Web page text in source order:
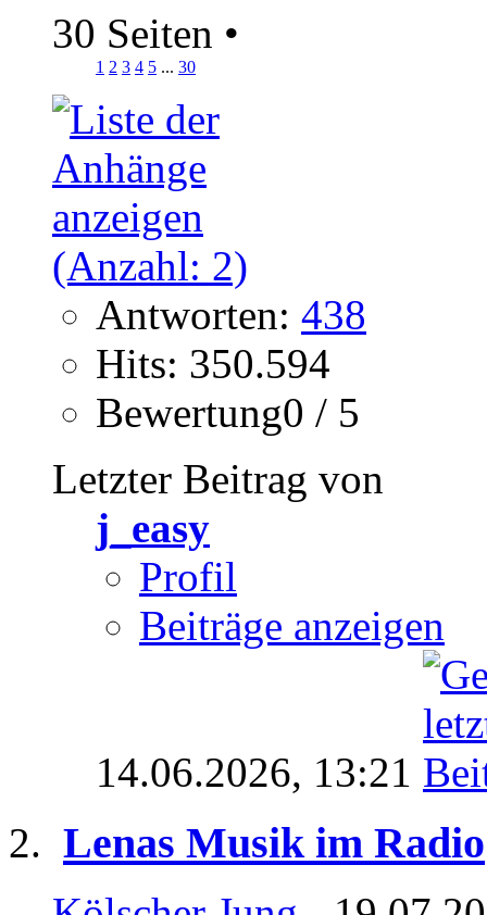
30 Seiten •
1 2 3 4 5 ... 30
Antworten: 438
Hits: 350.594
Bewertung0 / 5
Letzter Beitrag von
j_easy
Profil
Beiträge anzeigen
14.06.2026, 13:21
Lenas Musik im Radio